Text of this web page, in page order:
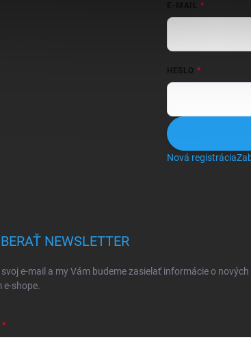
HESLO
Nová registrácia
NEWSLETTER
e-mail a my Vám budeme zasielať informácie o
e-shope.